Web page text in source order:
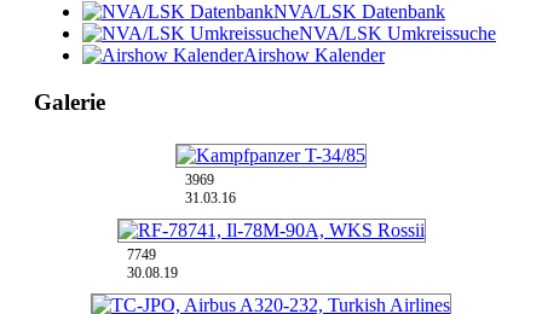
NVA/LSK Datenbank
NVA/LSK Umkreissuche
Airshow Kalender
Galerie
3969
31.03.16
7749
30.08.19